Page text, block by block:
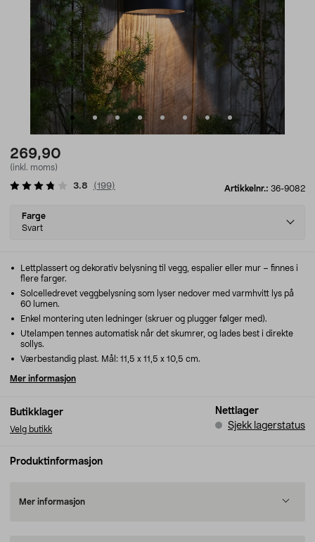
269,90
(inkl. moms)
Artikkelnr.: 36-9082
3.8 (199)
Select
variant
Farge
Svart
Butikklager
Velg butikk
Nettlager
Sjekk lagerstatus
Lettplassert og dekorativ belysning til vegg, espalier eller mur – finnes i
flere farger.
Solcelledrevet veggbelysning som lyser nedover med varmhvitt lys på
60 lumen.
Enkel montering uten ledninger (skruer og plugger følger med).
Utelampen tennes automatisk når det skumrer, og lades best i direkte
sollys.
Værbestandig plast. Mål: 11,5 x 11,5 x 10,5 cm.
Mer informasjon
Produktinformasjon
Mer informasjon